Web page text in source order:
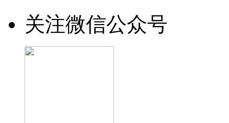
关注微信公众号